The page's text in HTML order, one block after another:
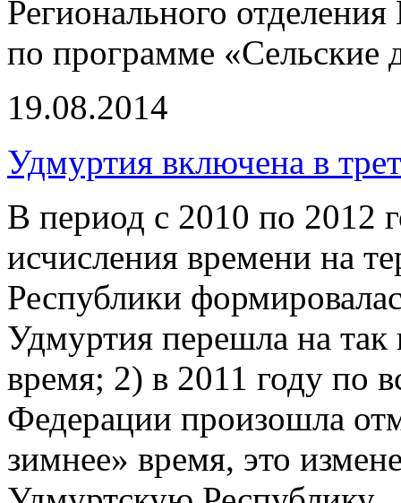
Регионального
по программе «Сельские
19.08.2014
Удмуртия включена в
В период с 2010 по 2012
исчисления времени на
Республики
Удмуртия перешла на так
время; 2) в 2011 году по
Федерации произошла
зимнее» время, это